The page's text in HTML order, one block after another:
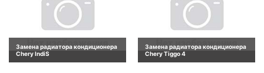
Замена радиатора кондиционера
Chery IndiS
Замена радиатора кондиционера
Chery Tiggo 4